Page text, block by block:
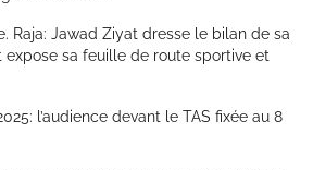
Raja: Jawad Ziyat dresse le bilan de sa
expose sa feuille de route sportive et
l’audience devant le TAS fixée au 8